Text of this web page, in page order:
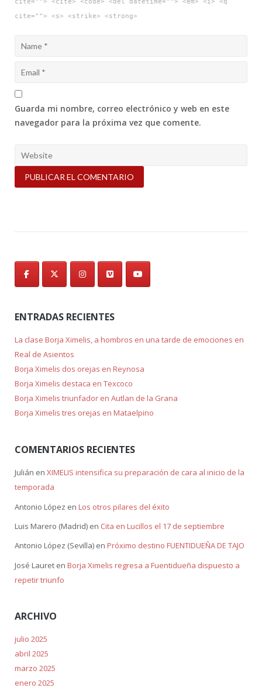
cite=""> <cite> <code> <del datetime=""> <em> <i> <q
cite=""> <s> <strike> <strong>
Guarda mi nombre, correo electrónico y web en este
navegador para la próxima vez que comente.
ENTRADAS RECIENTES
La clase Borja Ximelis, a hombros en una tarde de emociones en
Real de Asientos
Borja Ximelis dos orejas en Reynosa
Borja Ximelis destaca en Texcoco
Borja Ximelis triunfador en Autlan de la Grana
Borja Ximelis tres orejas en Mataelpino
COMENTARIOS RECIENTES
Julián en XIMELIS intensifica su preparación de cara al inicio de la
temporada
Antonio López en Los otros pilares del éxito
Luis Marero (Madrid)en Cita en Lucillos el 17 de septiembre
Antonio López (Sevilla)en Próximo destino FUENTIDUEÑA DE TAJO
José Laureten Borja Ximelis regresa a Fuentidueña dispuesto a
repetir triunfo
ARCHIVO
julio 2025
abril 2025
marzo 2025
enero 2025